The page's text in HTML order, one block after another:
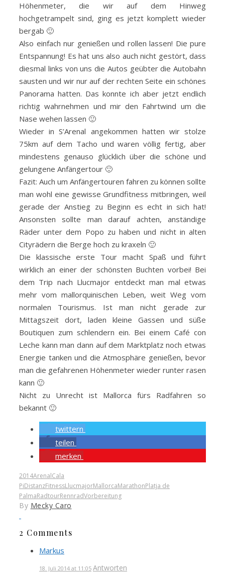
Höhenmeter, die wir auf dem Hinweg
hochgetrampelt sind, ging es jetzt komplett wieder
bergab 🙂
Also einfach nur genießen und rollen lassen! Die pure
Entspannung! Es hat uns also auch nicht gestört, dass
diesmal links von uns die Autos geübter die Autobahn
sausten und wir nur auf der rechten Seite ein schönes
Panorama hatten. Das konnte ich aber jetzt endlich
richtig wahrnehmen und mir den Fahrtwind um die
Nase wehen lassen 🙂
Wieder in S’Arenal angekommen hatten wir stolze
75km auf dem Tacho und waren völlig fertig, aber
mindestens genauso glücklich über die schöne und
gelungene Anfängertour 🙂
Fazit: Auch um Anfängertouren fahren zu können sollte
man wohl eine gewisse Grundfitness mitbringen, weil
gerade der Anstieg zu Beginn es echt in sich hat!
Ansonsten sollte man darauf achten, anständige
Räder unter dem Popo zu haben und nicht in alten
Cityrädern die Berge hoch zu kraxeln 🙂
Die klassische erste Tour macht Spaß und führt
wirklich an einer der schönsten Buchten vorbei! Bei
dem Trip nach Llucmajor entdeckt man mal etwas
mehr vom mallorquinischen Leben, weit Weg vom
normalen Tourismus. Ist man nicht gerade zur
Mittagszeit dort, laden kleine Gassen und süße
Boutiquen zum schlendern ein. Bei einem Café con
Leche kann man dann auf dem Marktplatz noch etwas
Energie tanken und die Atmosphäre genießen, bevor
man die gefahrenen Höhenmeter wieder runter rasen
kann 🙂
Nicht zu Unrecht ist Mallorca fürs Radfahren so
bekannt 🙂
twittern
teilen
merken
2014ArenalCala
PiDistanzFitnessLlucmajorMallorcaMarathonPlatja de
PalmaRadtourRennradVorbereitung
By Mecky Caro
2 Comments
Markus
18. Juli 2014 at 11:05 Antworten